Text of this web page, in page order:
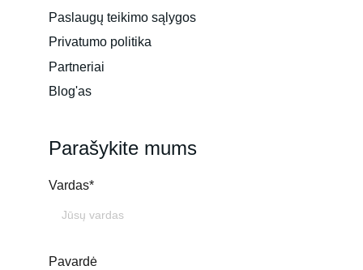
Parašykite mums
Vardas*
Pavardė
Paslaugų teikimo sąlygos
Privatumo politika
Partneriai
Blog'as